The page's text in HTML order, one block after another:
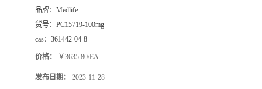
品牌： Medlife
货号： PC15719-100mg
cas： 361442-04-8
价格： ￥3635.80/EA
发布日期： 2023-11-28